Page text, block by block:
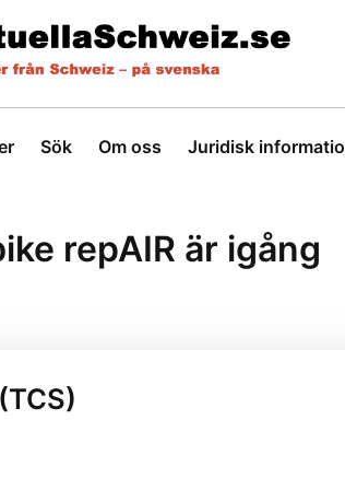
Sök Om oss Juridisk
repAIR är igång